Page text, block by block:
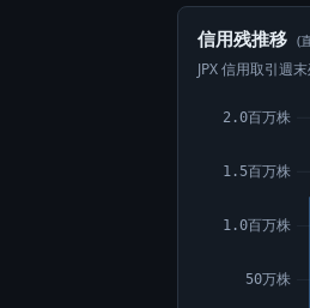
信用残推移 (
JPX 信用取引週
50万株
1.0百万株
1.5百万株
2.0百万株